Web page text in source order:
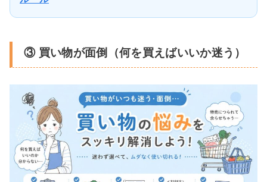
③ 買い物が面倒（何を買えばいいか迷う）